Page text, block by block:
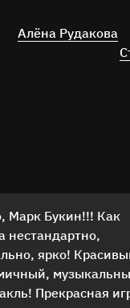
Алёна Рудакова
Марк Букин!!! Как
нестандартно,
ярко!
Прекрасная